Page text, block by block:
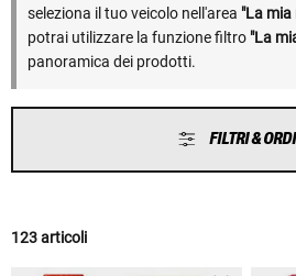
seleziona il tuo veicolo nell'area "La mia
potrai utilizzare la funzione filtro "La
panoramica dei prodotti.
FILTRI &
123 articoli